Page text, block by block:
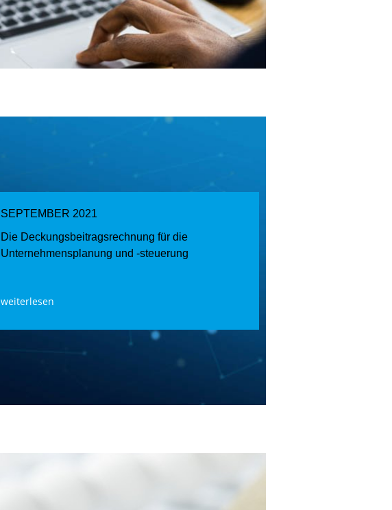
SEPTEMBER 2021
Die Deckungsbeitragsrechnung für die
Unternehmensplanung und -steuerung
weiterlesen